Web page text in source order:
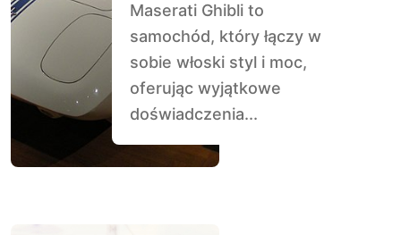
Maserati Ghibli to
samochód, który łączy w
sobie włoski styl i moc,
oferując wyjątkowe
doświadczenia...